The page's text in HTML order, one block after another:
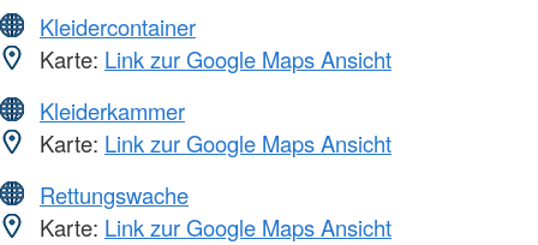
Kleidercontainer
Karte: Link zur Google Maps Ansicht
Kleiderkammer
Karte: Link zur Google Maps Ansicht
Rettungswache
Karte: Link zur Google Maps Ansicht